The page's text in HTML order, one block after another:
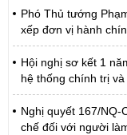
Phó Thủ tướng
xếp đơn vị hành
Hội nghị sơ kết 1
hệ thống chính trị
Nghị quyết 167/NQ-
chế đối với người